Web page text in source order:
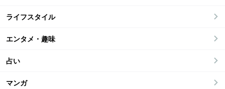
ライフスタイル
エンタメ・趣味
占い
マンガ